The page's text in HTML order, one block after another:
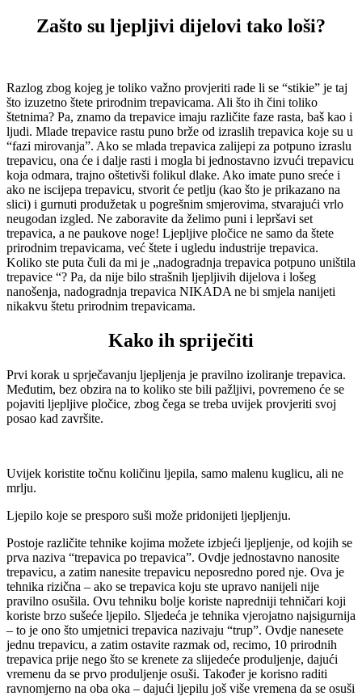
Zašto su ljepljivi dijelovi tako loši?
Razlog zbog kojeg je toliko važno provjeriti rade li se “stikie” je taj
što izuzetno štete prirodnim trepavicama. Ali što ih čini toliko
štetnima? Pa, znamo da trepavice imaju različite faze rasta, baš kao i
ljudi. Mlade trepavice rastu puno brže od izraslih trepavica koje su u
“fazi mirovanja”. Ako se mlada trepavica zalijepi za potpuno izraslu
trepavicu, ona će i dalje rasti i mogla bi jednostavno izvući trepavicu
koja odmara, trajno oštetivši folikul dlake. Ako imate puno sreće i
ako ne iscijepa trepavicu, stvorit će petlju (kao što je prikazano na
slici) i gurnuti produžetak u pogrešnim smjerovima, stvarajući vrlo
neugodan izgled. Ne zaboravite da želimo puni i lepršavi set
trepavica, a ne paukove noge! Ljepljive pločice ne samo da štete
prirodnim trepavicama, već štete i ugledu industrije trepavica.
Koliko ste puta čuli da mi je „nadogradnja trepavica potpuno uništila
trepavice “? Pa, da nije bilo strašnih ljepljivih dijelova i lošeg
nanošenja, nadogradnja trepavica NIKADA ne bi smjela nanijeti
nikakvu štetu prirodnim trepavicama.
Kako ih spriječiti
Prvi korak u sprječavanju ljepljenja je pravilno izoliranje trepavica.
Međutim, bez obzira na to koliko ste bili pažljivi, povremeno će se
pojaviti ljepljive pločice, zbog čega se treba uvijek provjeriti svoj
posao kad završite.
Uvijek koristite točnu količinu ljepila, samo malenu kuglicu, ali ne
mrlju.
Ljepilo koje se presporo suši može pridonijeti ljepljenju.
Postoje različite tehnike kojima možete izbjeći ljepljenje, od kojih se
prva naziva “trepavica po trepavica”. Ovdje jednostavno nanosite
trepavicu, a zatim nanesite trepavicu neposredno pored nje. Ova je
tehnika rizična – ako se trepavica koju ste upravo nanijeli nije
pravilno osušila. Ovu tehniku ​​bolje koriste napredniji tehničari koji
koriste brzo sušeće ljepilo. Sljedeća je tehnika vjerojatno najsigurnija
– to je ono što umjetnici trepavica nazivaju “trup”. Ovdje nanesete
jednu trepavicu, a zatim ostavite razmak od, recimo, 10 prirodnih
trepavica prije nego što se krenete za slijedeće produljenje, dajući
vremenu da se prvo produljenje osuši. Također je korisno raditi
ravnomjerno na oba oka – dajući ljepilu još više vremena da se osuši